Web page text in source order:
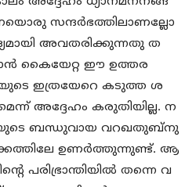
സന്ദര്‍ഭത്തിലാണല്ലോ
അവതരിക്കുന്നതു ത
കൈയേറ്റ ഈ ഉത്തര
ഇത്രയേറെ കടുത്ത ശ
അദ്ദേഹം കരുതിയില്ല. ന
ബന്ധുവായ വറഖതുബ്‌നു
ഉണര്‍ത്തുന്നുണ്ട്. ആ
പരിഭ്രാന്തിയില്‍ തന്നെ വ